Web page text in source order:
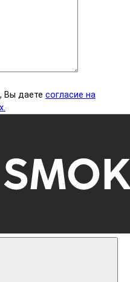
Вы даете согласие на